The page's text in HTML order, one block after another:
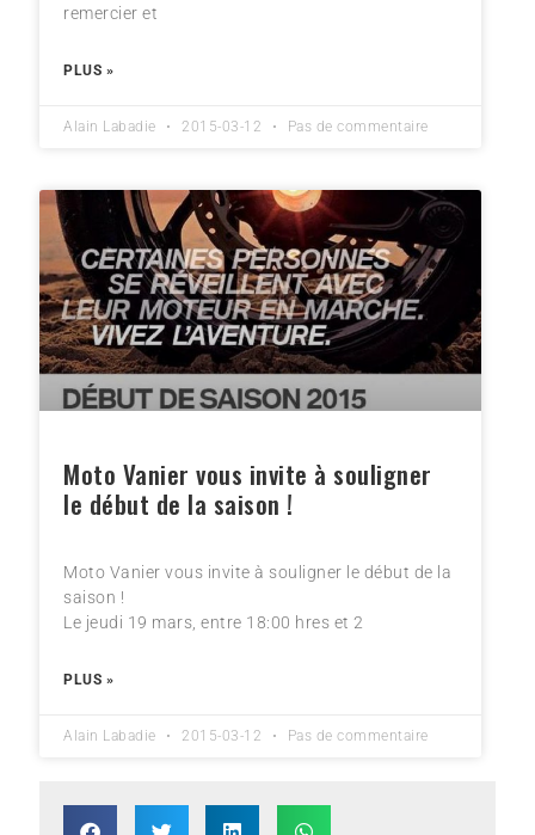
remercier et
PLUS »
Alain Labadie 2015-03-12 Pas de commentaire
Moto Vanier vous invite à souligner
le début de la saison !
Moto Vanier vous invite à souligner le début de la
saison !
Le jeudi 19 mars, entre 18:00 hres et 2
PLUS »
Alain Labadie 2015-03-12 Pas de commentaire